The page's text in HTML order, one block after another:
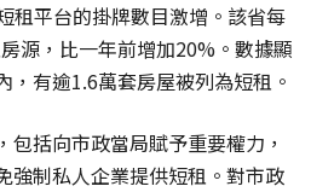
租平台的掛牌數目激增。該省每
源，比一年前增加20%。數據顯
，有逾1.6萬套房屋被列為短租。
括向市政當局賦予重要權力，
強制私人企業提供短租。對市政